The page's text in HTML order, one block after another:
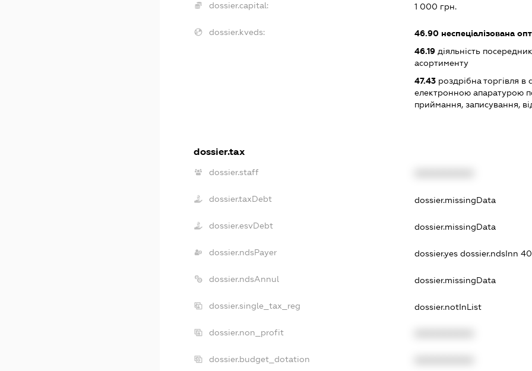
dossier.capital: 1 000 грн.
dossier.kveds: 46.90неспеціалізована
46.19діяльність
асортименту
47.43роздрібна торгівля в
електронною апаратурою
приймання, записування,
dossier.tax
dossier.staff
dossier.taxDebt dossier.missingData
dossier.esvDebt dossier.missingData
dossier.ndsPayer dossier.yes dossier.ndsInn
dossier.ndsAnnul dossier.missingData
dossier.single_tax_reg dossier.notInList
dossier.non_profit
dossier.budget_dotation